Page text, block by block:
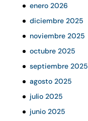
enero 2026
diciembre 2025
noviembre 2025
octubre 2025
septiembre 2025
agosto 2025
julio 2025
junio 2025